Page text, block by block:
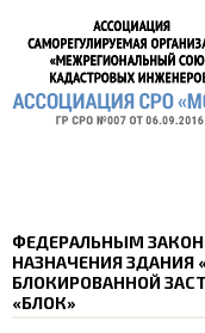
ФЕДЕРАЛЬНЫМ
НАЗНАЧЕНИЯ
БЛОКИРОВАННОЙ
«БЛОК»